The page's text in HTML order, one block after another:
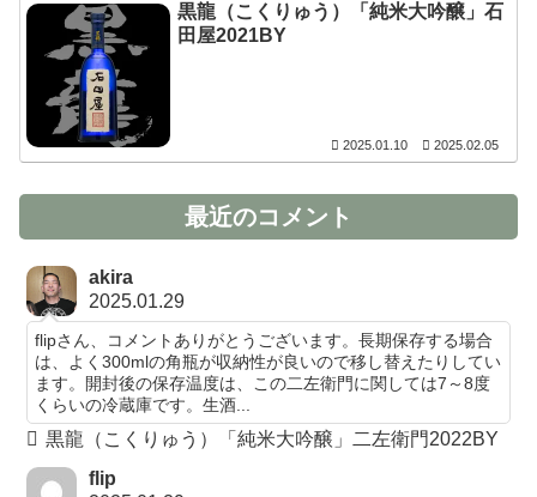
黒龍（こくりゅう）「純米大吟醸」石
田屋2021BY
2025.01.10 2025.02.05
最近のコメント
akira
2025.01.29
flipさん、コメントありがとうございます。長期保存する場合
は、よく300mlの角瓶が収納性が良いので移し替えたりしてい
ます。開封後の保存温度は、この二左衛門に関しては7～8度
くらいの冷蔵庫です。生酒...
黒龍（こくりゅう）「純米大吟醸」二左衛門2022BY
flip